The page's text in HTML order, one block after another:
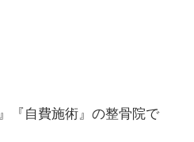
『自費施術』の整骨院で